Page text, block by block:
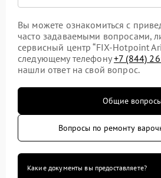
Вы можете ознакомиться с
часто задаваемыми вопросами,
сервисный центр “FIX-Hotpoint
следующему телефону+7 (844)
нашли ответ на свой вопрос.
Общие
Вопросы по ремонту
Какие документы вы предоставляете?